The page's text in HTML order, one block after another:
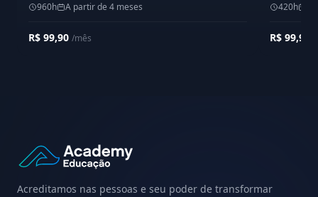
960h A partir de 4 meses
R$ 99,90 /mês
420h
R$ 99,90
Acreditamos nas pessoas e seu poder de transformar